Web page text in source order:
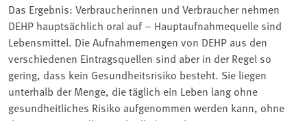
Das Ergebnis: Verbraucherinnen und Verbraucher nehmen
DEHP hauptsächlich oral auf – Hauptaufnahmequelle sind
Lebensmittel. Die Aufnahmemengen von DEHP aus den
verschiedenen Eintragsquellen sind aber in der Regel so
gering, dass kein Gesundheitsrisiko besteht. Sie liegen
unterhalb der Menge, die täglich ein Leben lang ohne
gesundheitliches Risiko aufgenommen werden kann, ohne